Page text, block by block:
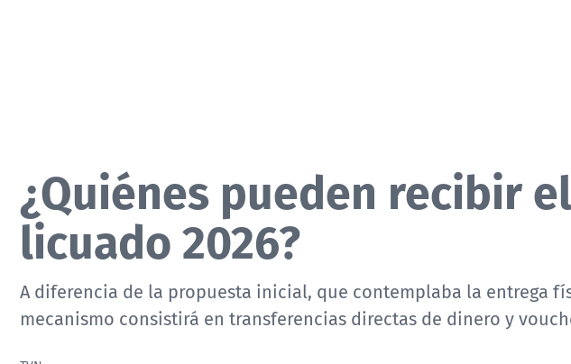
¿Quiénes pueden recibir
licuado 2026?
A diferencia de la propuesta inicial, que contemplaba la entrega
mecanismo consistirá en transferencias directas de dinero y